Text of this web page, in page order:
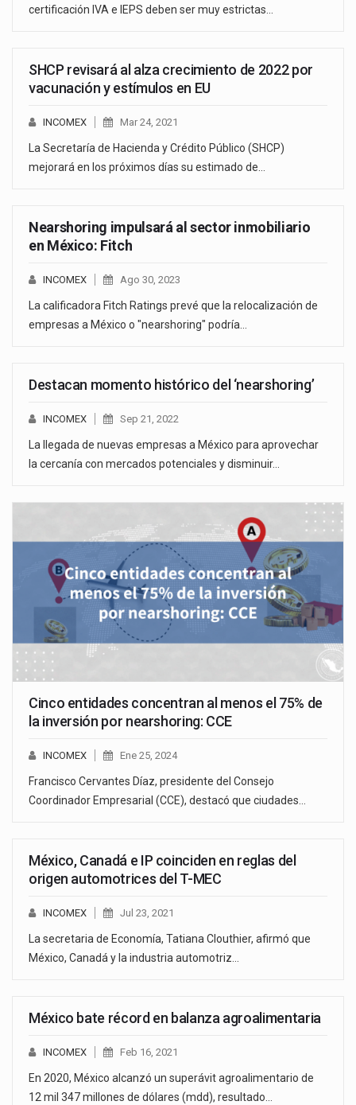
certificación IVA e IEPS deben ser muy estrictas…
SHCP revisará al alza crecimiento de 2022 por
vacunación y estímulos en EU
INCOMEX Mar 24, 2021
La Secretaría de Hacienda y Crédito Público (SHCP)
mejorará en los próximos días su estimado de…
Nearshoring impulsará al sector inmobiliario
en México: Fitch
INCOMEX Ago 30, 2023
La calificadora Fitch Ratings prevé que la relocalización de
empresas a México o "nearshoring" podría…
Destacan momento histórico del ‘nearshoring’
INCOMEX Sep 21, 2022
La llegada de nuevas empresas a México para aprovechar
la cercanía con mercados potenciales y disminuir…
Cinco entidades concentran al menos el 75% de
la inversión por nearshoring: CCE
INCOMEX Ene 25, 2024
Francisco Cervantes Díaz, presidente del Consejo
Coordinador Empresarial (CCE), destacó que ciudades…
México, Canadá e IP coinciden en reglas del
origen automotrices del T-MEC
INCOMEX Jul 23, 2021
La secretaria de Economía, Tatiana Clouthier, afirmó que
México, Canadá y la industria automotriz…
México bate récord en balanza agroalimentaria
INCOMEX Feb 16, 2021
En 2020, México alcanzó un superávit agroalimentario de
12 mil 347 millones de dólares (mdd), resultado…